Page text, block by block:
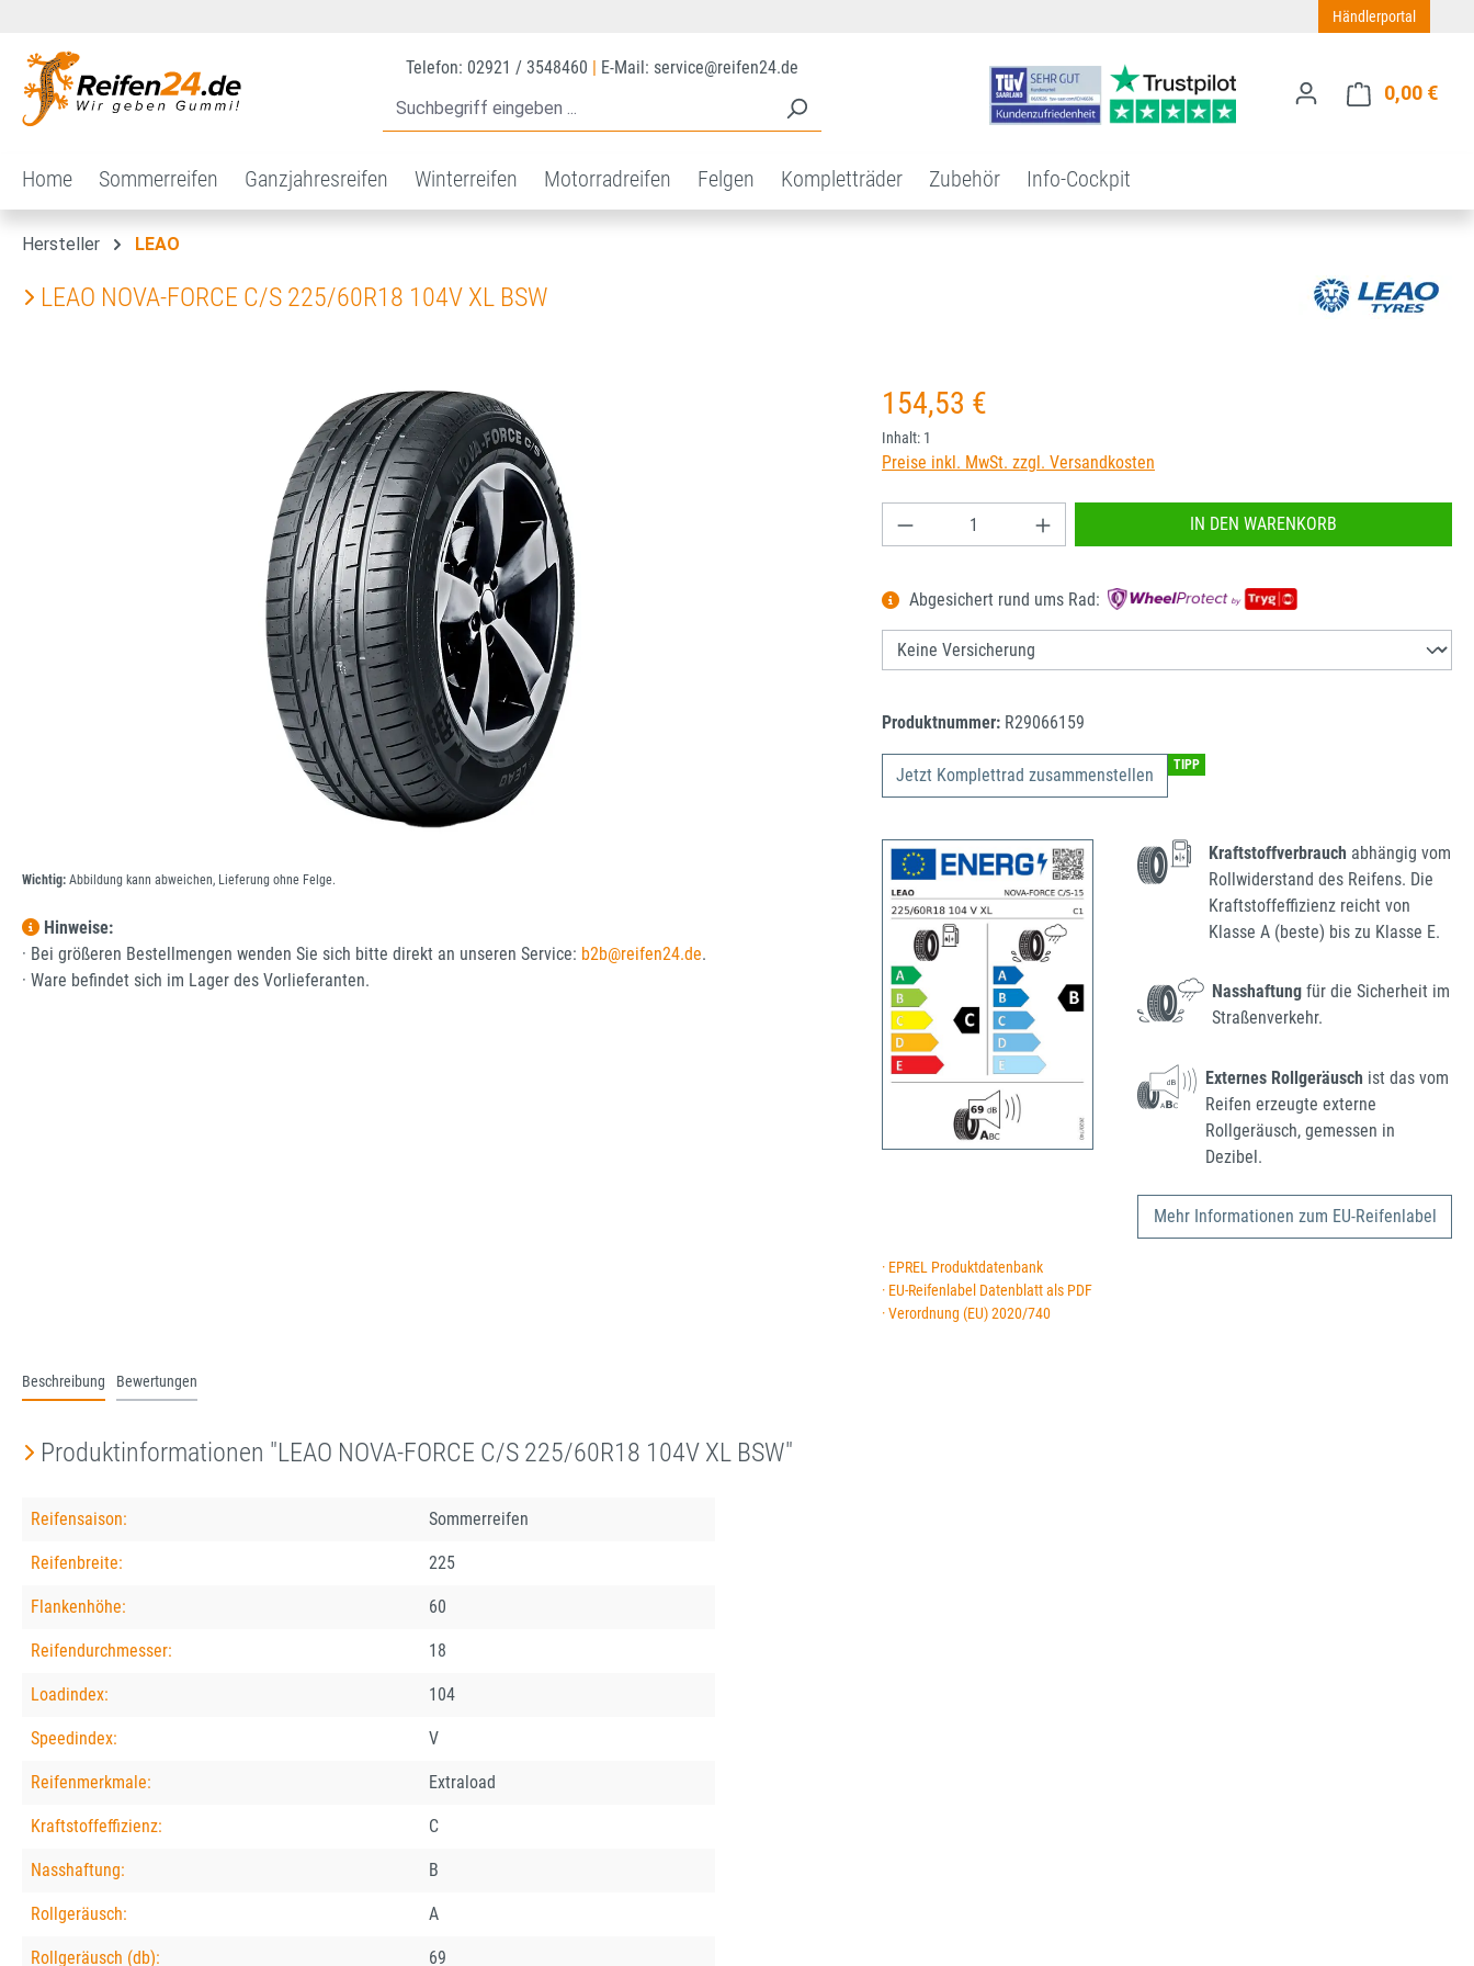
Händlerportal
Telefon: 02921 / 3548460 E-Mail: service@reifen24.de
0,00 €
Home Sommerreifen Ganzjahresreifen Winterreifen Motorradreifen Felgen Kompletträder Zubehör Info-Cockpit
Hersteller LEAO
LEAO NOVA-FORCE C/S 225/60R18 104V XL BSW
Wichtig: Abbildung kann abweichen, Lieferung ohne Felge.
Hinweise:
· Bei größeren Bestellmengen wenden Sie sich bitte direkt an unseren Service: b2b@reifen24.de.
· Ware befindet sich im Lager des Vorlieferanten.
Regulärer Preis:
154,53 €
Inhalt: 1
Preise inkl. MwSt. zzgl. Versandkosten
Produkt Anzahl: Gib den gewünschten Wert ein oder
IN DEN WARENKORB
Abgesichert rund ums Rad:
Produktnummer: R29066159
Jetzt Komplettrad zusammenstellen TIPP
Kraftstoffverbrauch abhängig vom
Rollwiderstand des Reifens. Die
Kraftstoffeffizienz reicht von
Klasse A (beste) bis zu Klasse E.
Nasshaftung für die Sicherheit im
Straßenverkehr.
Externes Rollgeräusch ist das vom
Reifen erzeugte externe
Rollgeräusch, gemessen in
Dezibel.
Mehr Informationen zum EU-Reifenlabel
· EPREL Produktdatenbank
· EU-Reifenlabel Datenblatt als PDF
· Verordnung (EU) 2020/740
Beschreibung Bewertungen
Produktinformationen "LEAO NOVA-FORCE C/S 225/60R18 104V XL BSW"
Reifensaison: Sommerreifen
Reifenbreite: 225
Flankenhöhe: 60
Reifendurchmesser: 18
Loadindex: 104
Speedindex: V
Reifenmerkmale: Extraload
Kraftstoffeffizienz: C
Nasshaftung: B
Rollgeräusch: A
Rollgeräusch (db): 69